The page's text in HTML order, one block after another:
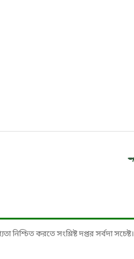
করতে সংশ্লিষ্ট দপ্তর সর্বদা সচেষ্ট।